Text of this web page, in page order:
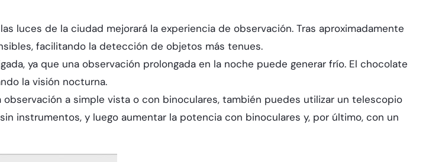
luces de la ciudad mejorará la experiencia de observación. Tras aproximadamente
facilitando la detección de objetos más tenues.
ya que una observación prolongada en la noche puede generar frío. El chocolate
la visión nocturna.
a simple vista o con binoculares, también puedes utilizar un telescopio
instrumentos, y luego aumentar la potencia con binoculares y, por último, con un